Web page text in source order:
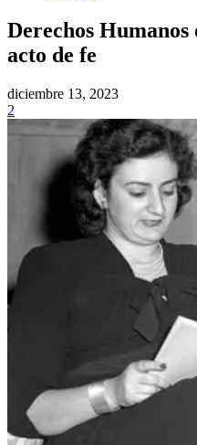
Derechos
acto de fe
diciembre 13, 2023
2